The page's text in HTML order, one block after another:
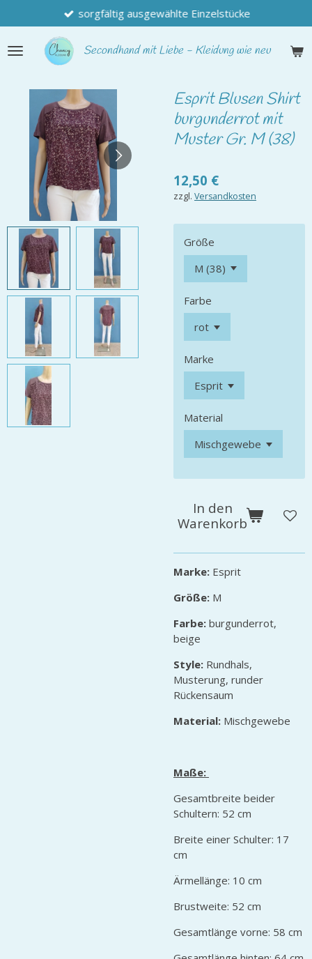
Hauptinhalt
springen
Secondhandmit Liebe - Kleidung wie neu
sorgfältig ausgewählte Einzelstücke
Esprit Blusen Shirt
burgunderrot mit
Muster Gr. M (38)
12,50 €
zzgl. Versandkosten
Größe
Farbe
Marke
Material
In den
Warenkorb
Marke: Esprit
Größe: M
Farbe: burgunderrot,
beige
Style: Rundhals,
Musterung, runder
Rückensaum
Material: Mischgewebe
Maße:
Gesamtbreite beider
Schultern: 52 cm
Breite einer Schulter: 17
cm
Ärmellänge: 10 cm
Brustweite: 52 cm
Gesamtlänge vorne: 58 cm